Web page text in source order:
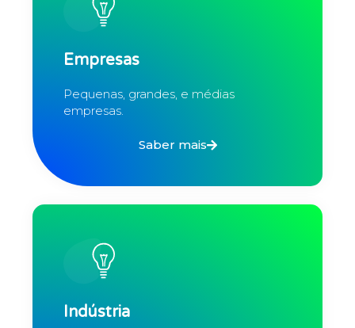
Empresas
Pequenas, grandes, e médias
empresas.
Saber mais
Indústria